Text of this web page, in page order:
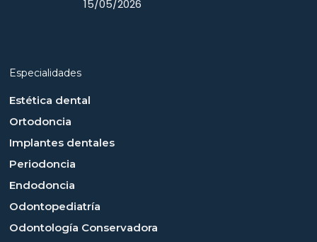
15/05/2026
Especialidades
Estética dental
Ortodoncia
Implantes dentales
Periodoncia
Endodoncia
Odontopediatría
Odontología Conservadora